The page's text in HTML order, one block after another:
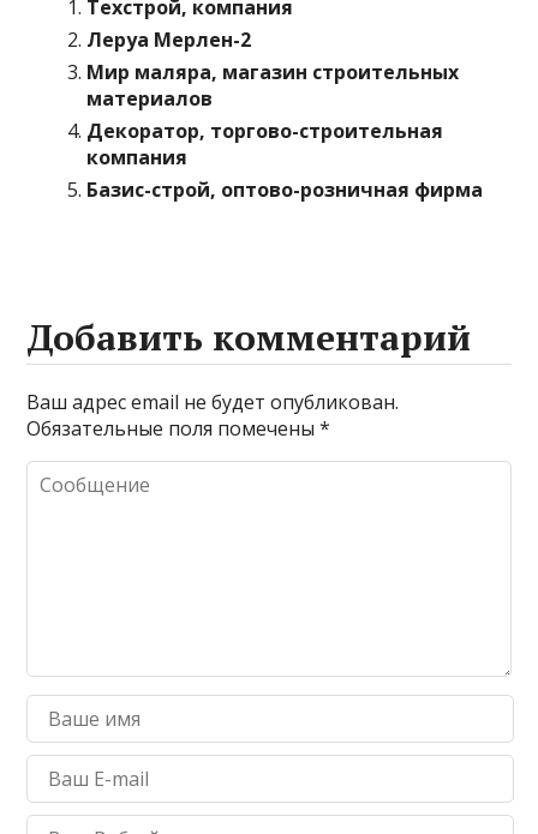
Техстрой, компания
Леруа Мерлен-2
Мир маляра, магазин строительных
материалов
Декоратор, торгово-строительная
компания
Базис-строй, оптово-розничная фирма
Добавить комментарий
Ваш адрес email не будет опубликован.
Обязательные поля помечены*